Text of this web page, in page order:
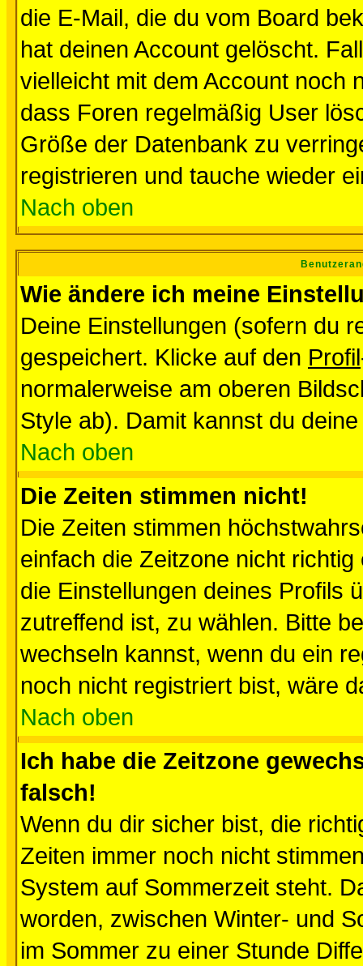
die E-Mail, die du vom Board
hat deinen Account gelöscht.
vielleicht mit dem Account noch
dass Foren regelmäßig User
Größe der Datenbank zu
registrieren und tauche wieder
Nach oben
Wie ändere ich meine
Deine Einstellungen (sofern du
gespeichert. Klicke auf den Profil
normalerweise am oberen
Style ab). Damit kannst du
Nach oben
Die Zeiten stimmen nicht!
Die Zeiten stimmen
einfach die Zeitzone nicht
die Einstellungen deines Profils
zutreffend ist, zu wählen. Bitte
wechseln kannst, wenn du ein
noch nicht registriert bist, wäre
Nach oben
Ich habe die Zeitzone
falsch!
Wenn du dir sicher bist, die
Zeiten immer noch nicht
System auf Sommerzeit steht.
worden, zwischen Winter- und
im Sommer zu einer Stunde